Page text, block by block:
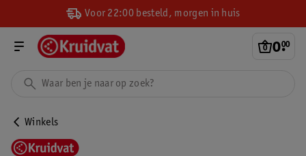
Voor 22:00 besteld, morgen in huis
0.
00
Winkels